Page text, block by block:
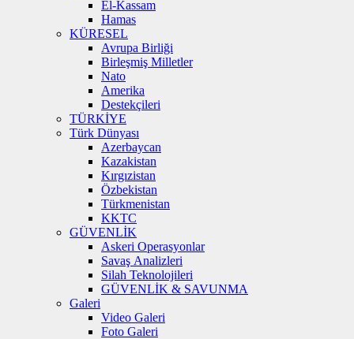
El-Kassam
Hamas
KÜRESEL
Avrupa Birliği
Birleşmiş Milletler
Nato
Amerika
Destekçileri
TÜRKİYE
Türk Dünyası
Azerbaycan
Kazakistan
Kırgızistan
Özbekistan
Türkmenistan
KKTC
GÜVENLİK
Askeri Operasyonlar
Savaş Analizleri
Silah Teknolojileri
GÜVENLİK & SAVUNMA
Galeri
Video Galeri
Foto Galeri